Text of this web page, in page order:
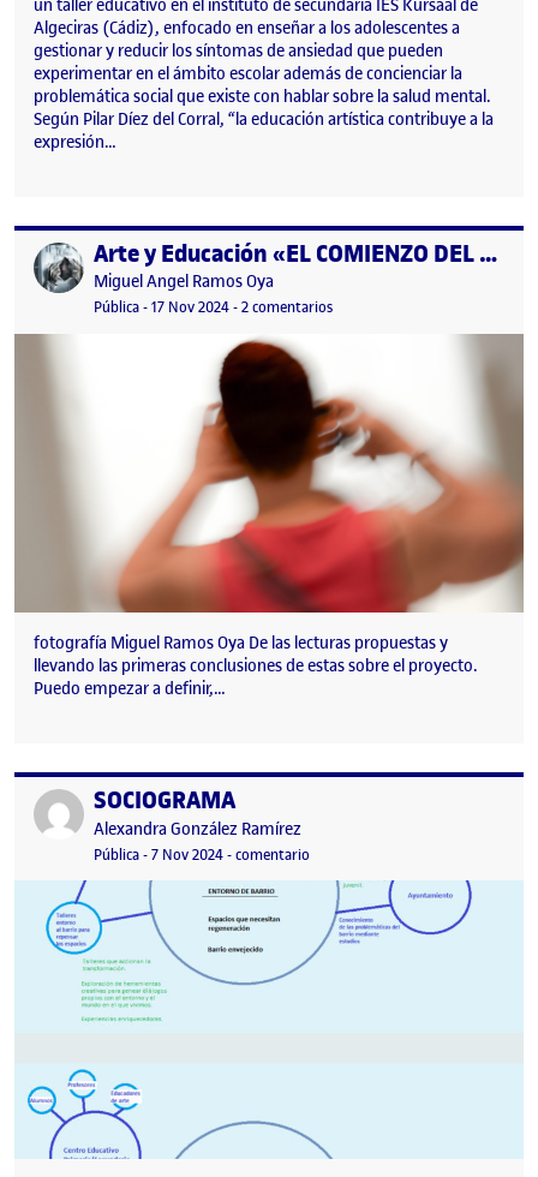
un taller educativo en el instituto de secundaria IES Kursaal de
Algeciras (Cádiz), enfocado en enseñar a los adolescentes a
gestionar y reducir los síntomas de ansiedad que pueden
experimentar en el ámbito escolar además de concienciar la
problemática social que existe con hablar sobre la salud mental.
Según Pilar Díez del Corral, “la educación artística contribuye a la
expresión…
Publicado por Arte y Educación «EL COMIENZO DEL VIAJE» PEC3
Publicado por
Miguel Angel Ramos Oya
Visibilidad:
Pública-Fecha de publicación
17 Nov 202417 noviembre, 2024 4:21 pm
-2 comentariosen Arte y Educación «EL
fotografía Miguel Ramos Oya De las lecturas propuestas y
llevando las primeras conclusiones de estas sobre el proyecto.
Puedo empezar a definir,…
Publicado porSOCIOGRAMA
Publicado por
Alexandra González Ramírez
Visibilidad:
Pública-Fecha de publicación
7 Nov 20247 noviembre, 2024 2:20 am
-comentario